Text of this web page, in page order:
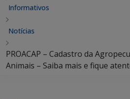
Informativos
Notícias
PROACAP – Cadastro da
Animais – Saiba mais e fique